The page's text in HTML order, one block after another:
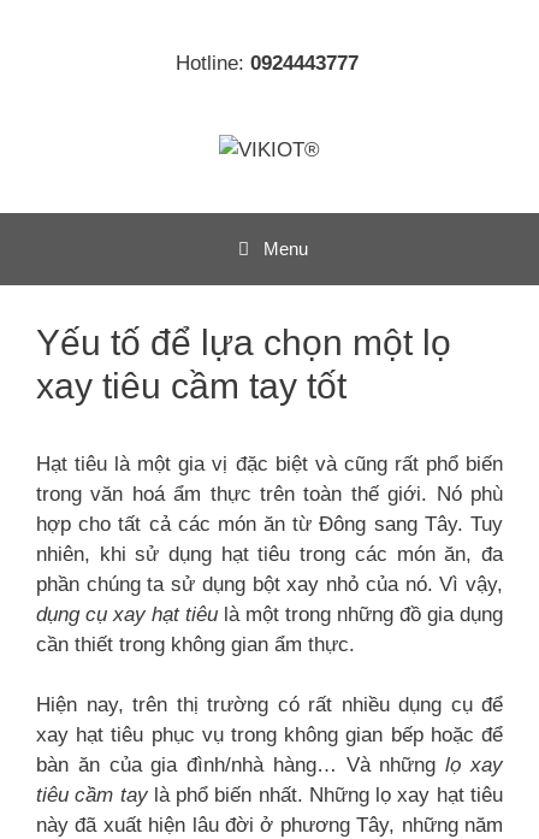
Hotline: 0924443777
Menu
Yếu tố để lựa chọn một lọ
xay tiêu cầm tay tốt
Hạt tiêu là một gia vị đặc biệt và cũng rất phổ biến
trong văn hoá ẩm thực trên toàn thế giới. Nó phù
hợp cho tất cả các món ăn từ Đông sang Tây. Tuy
nhiên, khi sử dụng hạt tiêu trong các món ăn, đa
phần chúng ta sử dụng bột xay nhỏ của nó. Vì vậy,
dụng cụ xay hạt tiêu là một trong những đồ gia dụng
cần thiết trong không gian ẩm thực.
Hiện nay, trên thị trường có rất nhiều dụng cụ để
xay hạt tiêu phục vụ trong không gian bếp hoặc để
bàn ăn của gia đình/nhà hàng… Và nhữnglọ xay
tiêu cầm taylà phổ biến nhất. Những lọ xay hạt tiêu
này đã xuất hiện lâu đời ở phương Tây, những năm